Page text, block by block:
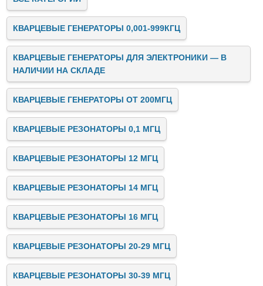
КВАРЦЕВЫЕ ГЕНЕРАТОРЫ 0,001-999КГЦ
КВАРЦЕВЫЕ ГЕНЕРАТОРЫ ДЛЯ ЭЛЕКТРОНИКИ — В
НАЛИЧИИ НА СКЛАДЕ
КВАРЦЕВЫЕ ГЕНЕРАТОРЫ ОТ 200МГЦ
КВАРЦЕВЫЕ РЕЗОНАТОРЫ 0,1 МГЦ
КВАРЦЕВЫЕ РЕЗОНАТОРЫ 12 МГЦ
КВАРЦЕВЫЕ РЕЗОНАТОРЫ 14 МГЦ
КВАРЦЕВЫЕ РЕЗОНАТОРЫ 16 МГЦ
КВАРЦЕВЫЕ РЕЗОНАТОРЫ 20-29 МГЦ
КВАРЦЕВЫЕ РЕЗОНАТОРЫ 30-39 МГЦ